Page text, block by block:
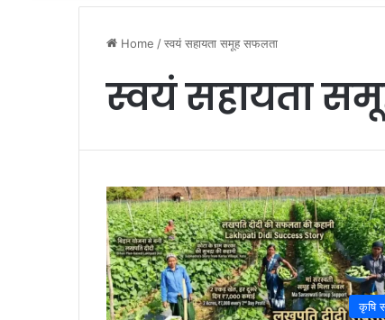
Home /स्वयं सहायता समूह सफलता
स्वयं सहायता
कृषि